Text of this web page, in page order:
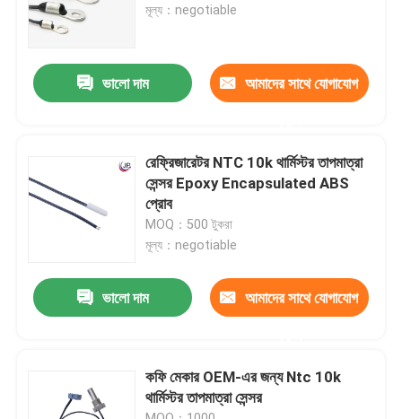
VR প্রদর্শন
আমাদের সম্পর্কে
মান নিয়ন্ত্রণ
মেডিকেল তাপমাত্রা সেন্সর
এনটিসি তাপমাত্রা সেন্সর
মূল্য：negotiable
ভালো দাম আমাদের সাথে যোগাযোগ
রেফ্রিজারেটর NTC 10k থার্মিস্টর তাপমাত্রা
সেন্সর Epoxy Encapsulated ABS
প্রোব
MOQ：500 টুকরা
মূল্য：negotiable
ভালো দাম আমাদের সাথে যোগাযোগ
কফি মেকার OEM-এর জন্য Ntc 10k
থার্মিস্টর তাপমাত্রা সেন্সর